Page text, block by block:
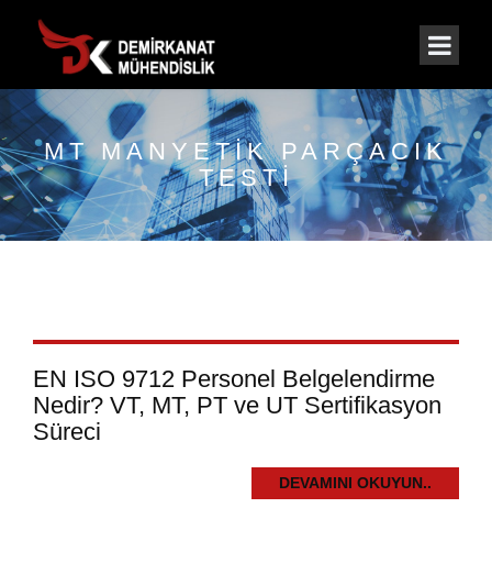
MT MANYETIK PARÇACIK
TESTI
EN ISO 9712 Personel Belgelendirme
Nedir? VT, MT, PT ve UT Sertifikasyon
Süreci
DEVAMINI OKUYUN..